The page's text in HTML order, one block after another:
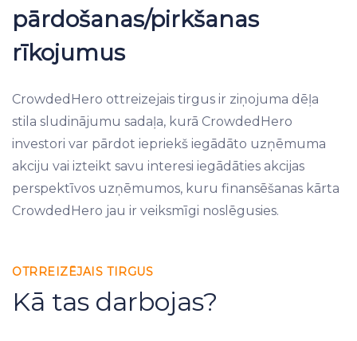
pārdošanas/pirkšanas
rīkojumus
CrowdedHero ottreizejais tirgus ir ziņojuma dēļa
stila sludinājumu sadaļa, kurā CrowdedHero
investori var pārdot iepriekš iegādāto uzņēmuma
akciju vai izteikt savu interesi iegādāties akcijas
perspektīvos uzņēmumos, kuru finansēšanas kārta
CrowdedHero jau ir veiksmīgi noslēgusies.
OTRREIZĒJAIS TIRGUS
Kā tas darbojas?